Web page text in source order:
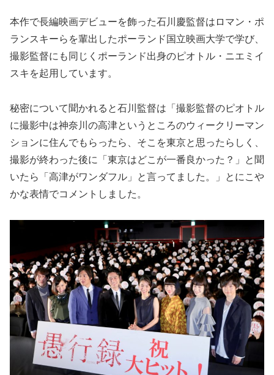
本作で長編映画デビューを飾った石川慶監督はロマン・ポ
ランスキーらを輩出したポーランド国立映画大学で学び、
撮影監督にも同じくポーランド出身のピオトル・ニエミイ
スキを起用しています。
秘密について聞かれると石川監督は「撮影監督のピオトル
に撮影中は神奈川の高津というところのウィークリーマン
ションに住んでもらったら、そこを東京と思ったらしく、
撮影が終わった後に「東京はどこが一番良かった？」と聞
いたら「高津がワンダフル」と言ってました。」とにこや
かな表情でコメントしました。